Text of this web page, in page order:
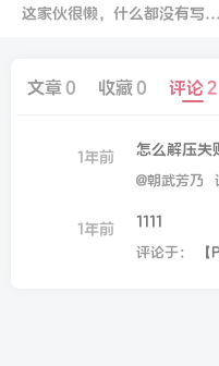
这家伙很懒，什么都没有写...
文章0 收藏0 评论2
1年前 怎么解压失
@朝武芳乃
1年前 1111
评论于： 【